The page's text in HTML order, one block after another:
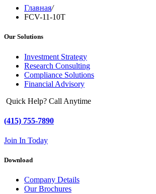
Главная/
FCV-11-10T
Our Solutions
Investment Strategy
Research Consulting
Compliance Solutions
Financial Advisory
Quick Help? Call Anytime
(415) 755-7890
Join In Today
Download
Company Details
Our Brochures